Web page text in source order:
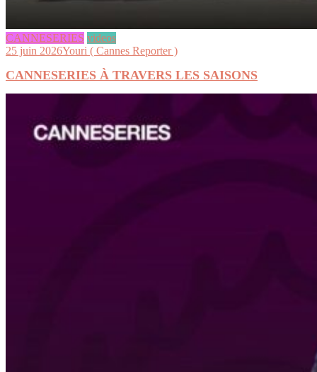
CANNESERIES videos
25 juin 2026Youri ( Cannes Reporter )
CANNESERIES À TRAVERS LES SAISONS